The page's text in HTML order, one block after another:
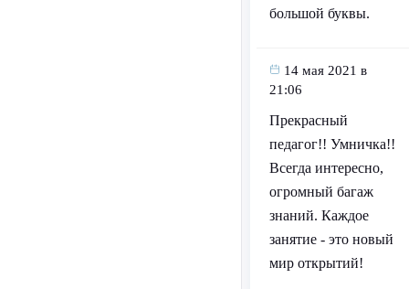
большой буквы.
14 мая 2021 в
21:06
Прекрасный
педагог!! Умничка!!
Всегда интересно,
огромный багаж
знаний. Каждое
занятие - это новый
мир открытий!